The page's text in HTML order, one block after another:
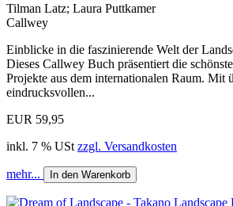
Tilman Latz; Laura Puttkamer
Callwey
Einblicke in die faszinierende Welt der
Dieses Callwey Buch präsentiert die
Projekte aus dem internationalen Raum. Mit
eindrucksvollen...
EUR 59,95
inkl. 7 % USt zzgl. Versandkosten
mehr... In den Warenkorb